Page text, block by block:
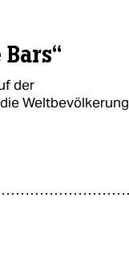
der
Weltbevölkerung